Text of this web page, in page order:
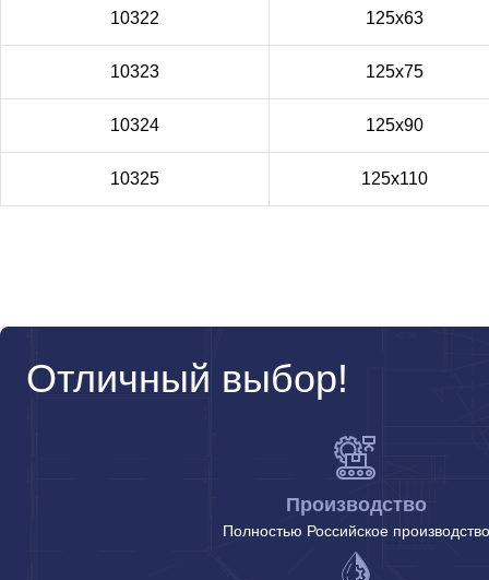
10322 125x63
10323 125x75
10324 125x90
10325 125x110
Отличный выбор!
Производство
Полностью Российское производство